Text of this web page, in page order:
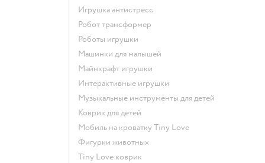
Игрушка антистресс
Робот трансформер
Роботы игрушки
Машинки для малышей
Майнкрафт игрушки
Интерактивные игрушки
Музыкальные инструменты для детей
Коврик для детей
Мобиль на кроватку Tiny Love
Фигурки животных
Tiny Love коврик